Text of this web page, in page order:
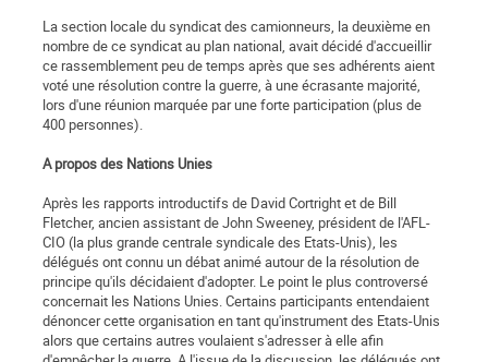
La section locale du syndicat des camionneurs, la deuxième en
nombre de ce syndicat au plan national, avait décidé d'accueillir
ce rassemblement peu de temps après que ses adhérents aient
voté une résolution contre la guerre, à une écrasante majorité,
lors d'une réunion marquée par une forte participation (plus de
400 personnes).
A propos des Nations Unies
Après les rapports introductifs de David Cortright et de Bill
Fletcher, ancien assistant de John Sweeney, président de l'AFL-
CIO (la plus grande centrale syndicale des Etats-Unis), les
délégués ont connu un débat animé autour de la résolution de
principe qu'ils décidaient d'adopter. Le point le plus controversé
concernait les Nations Unies. Certains participants entendaient
dénoncer cette organisation en tant qu'instrument des Etats-Unis
alors que certains autres voulaient s'adresser à elle afin